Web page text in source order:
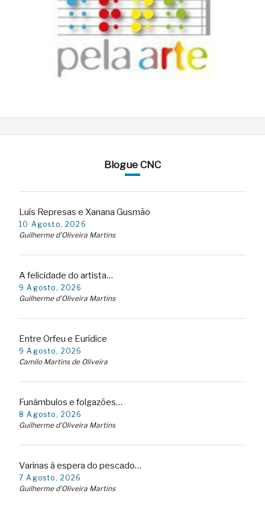
Blogue CNC
Luís Represas e Xanana Gusmão
10 Agosto, 2026
Guilherme d'Oliveira Martins
A felicidade do artista…
9 Agosto, 2026
Guilherme d'Oliveira Martins
Entre Orfeu e Eurídice
9 Agosto, 2026
Camilo Martins de Oliveira
Funâmbulos e folgazões…
8 Agosto, 2026
Guilherme d'Oliveira Martins
Varinas à espera do pescado…
7 Agosto, 2026
Guilherme d'Oliveira Martins